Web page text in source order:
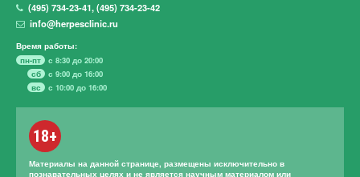
(495)734-23-41,(495)734-23-42
info@herpesclinic.ru
Время работы:
пн-пт
с 8:30 до 20:00
сб
с 9:00 до 16:00
вс
с 10:00 до 16:00
18+
Материалы на данной странице, размещены исключительно в
познавательных целях и не является научным материалом или